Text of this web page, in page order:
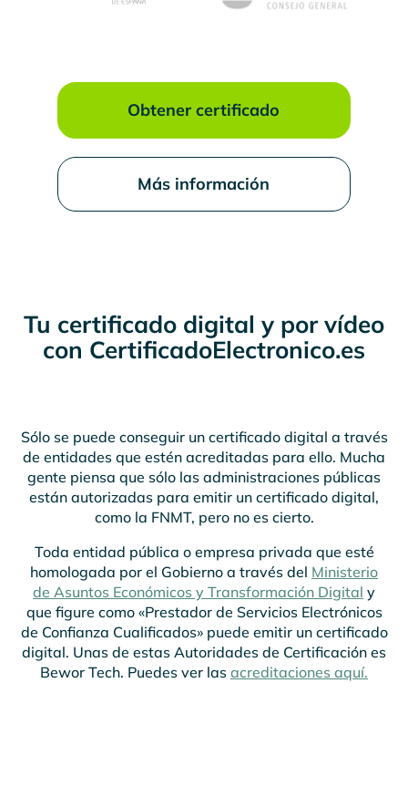
Obtener certificado
Más información
Tu certificado digital y por vídeo
con CertificadoElectronico.es
Sólo se puede conseguir un certificado digital a través
de entidades que estén acreditadas para ello. Mucha
gente piensa que sólo las administraciones públicas
están autorizadas para emitir un certificado digital,
como la FNMT, pero no es cierto.
Toda entidad pública o empresa privada que esté
homologada por el Gobierno a través del Ministerio
de Asuntos Económicos y Transformación Digital y
que figure como «Prestador de Servicios Electrónicos
de Confianza Cualificados» puede emitir un certificado
digital. Unas de estas Autoridades de Certificación es
Bewor Tech. Puedes ver las acreditaciones aquí.